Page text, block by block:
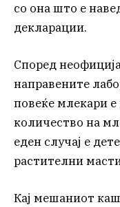
со она што е
декларации.
Според
направените
повеќе млекари
количество на
еден случај е
растителни
Кај мешаниот